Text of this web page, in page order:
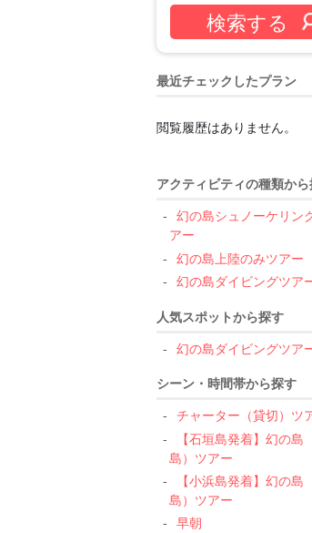
最近チェックしたプラン
閲覧履歴はありません。
アクティビティの種類か
幻の島シュノーケリン
アー
幻の島上陸のみツアー
幻の島ダイビングツア
人気スポットから探す
幻の島ダイビングツア
シーン・時間帯から探す
チャーター（貸切）ツ
【石垣島発着】幻の島
島）ツアー
【小浜島発着】幻の島
島）ツアー
早朝